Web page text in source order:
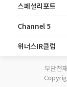
스페셜리포트
Channel 5
위너스IR클럽
무단전